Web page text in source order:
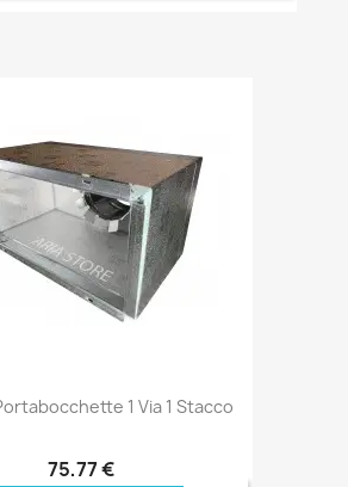
1 Via 1 Stacco
75,77 €